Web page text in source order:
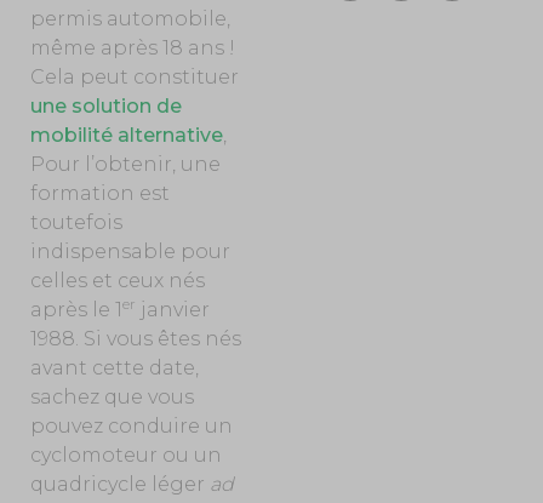
permis automobile,
même après 18 ans !
Cela peut constituer
une solution de
mobilité alternative,
Pour l’obtenir, une
formation est
toutefois
indispensable pour
celles et ceux nés
après le 1er janvier
1988. Si vous êtes nés
avant cette date,
sachez que vous
pouvez conduire un
cyclomoteur ou un
quadricycle léger ad